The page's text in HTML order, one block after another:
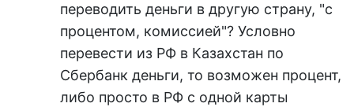
переводить деньги в другую страну, "с
процентом, комиссией"? Условно
перевести из РФ в Казахстан по
Сбербанк деньги, то возможен процент,
либо просто в РФ с одной карты